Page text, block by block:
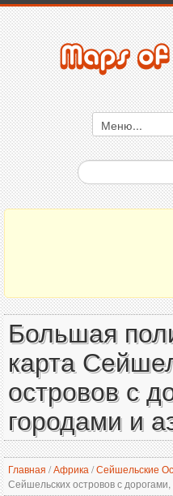
Большая
карта
островов с
городами и
Главная /Африка /Сейшельские
Сейшельских островов с